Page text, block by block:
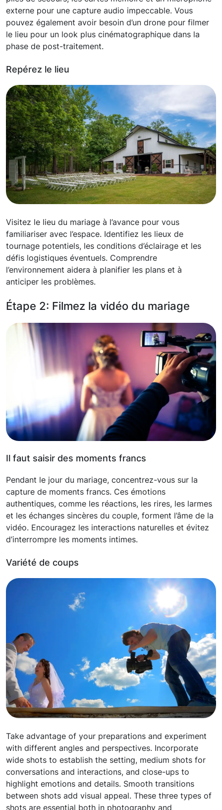
externe pour une capture audio impeccable. Vous
pouvez également avoir besoin d’un drone pour filmer
le lieu pour un look plus cinématographique dans la
phase de post-traitement.
Repérez le lieu
Visitez le lieu du mariage à l’avance pour vous
familiariser avec l’espace. Identifiez les lieux de
tournage potentiels, les conditions d’éclairage et les
défis logistiques éventuels. Comprendre
l’environnement aidera à planifier les plans et à
anticiper les problèmes.
Étape 2: Filmez la vidéo du mariage
Il faut saisir des moments francs
Pendant le jour du mariage, concentrez-vous sur la
capture de moments francs. Ces émotions
authentiques, comme les réactions, les rires, les larmes
et les échanges sincères du couple, forment l’âme de la
vidéo. Encouragez les interactions naturelles et évitez
d’interrompre les moments intimes.
Variété de coups
Take advantage of your preparations and experiment
with different angles and perspectives. Incorporate
wide shots to establish the setting, medium shots for
conversations and interactions, and close-ups to
highlight emotions and details. Smooth transitions
between shots add visual appeal. These three types of
shots are essential both in photography and